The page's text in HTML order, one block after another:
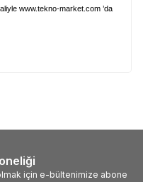
www.tekno-market.com’da
için e-bültenimize abone